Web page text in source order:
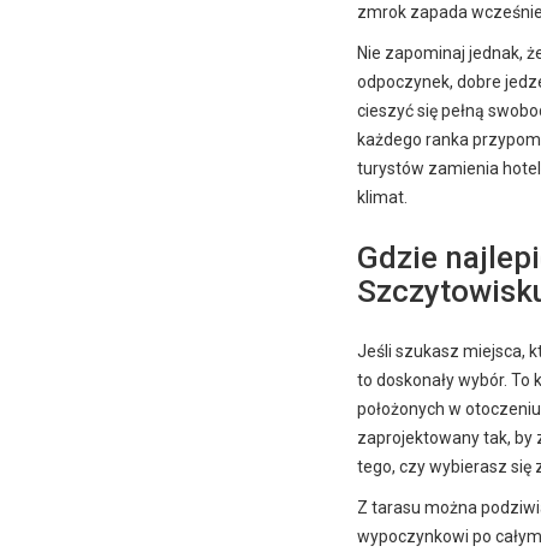
zmrok zapada
Nie zapominaj jednak,
odpoczynek, dobre
cieszyć się pełną
każdego ranka
turystów zamienia
klimat.
Gdzie
Jeśli szukasz miejsca,
to doskonały wybór.
położonych w
zaprojektowany tak, by
tego, czy wybierasz się
Z tarasu można
wypoczynkowi po